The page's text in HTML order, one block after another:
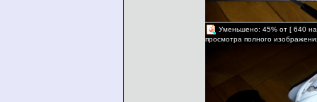
Уменьшено: 45% от [ 640
просмотра полного